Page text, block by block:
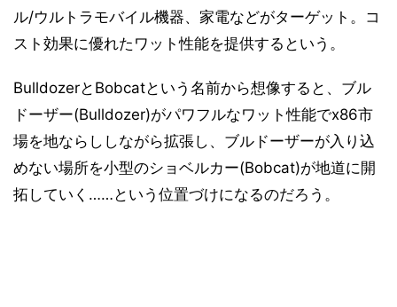
ル/ウルトラモバイル機器、家電などがターゲット。コ
スト効果に優れたワット性能を提供するという。
BulldozerとBobcatという名前から想像すると、ブル
ドーザー(Bulldozer)がパワフルなワット性能でx86市
場を地ならししながら拡張し、ブルドーザーが入り込
めない場所を小型のショベルカー(Bobcat)が地道に開
拓していく……という位置づけになるのだろう。